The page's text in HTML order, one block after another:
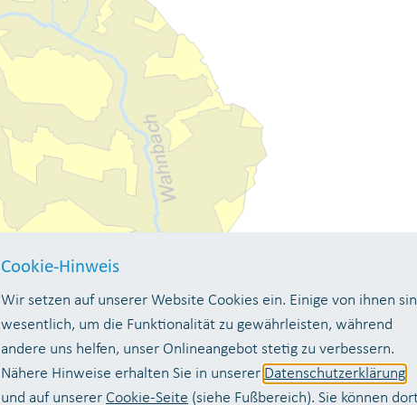
Cookie-Hinweis
Wir setzen auf unserer Website Cookies ein. Einige von ihnen
wesentlich, um die Funktionalität zu gewährleisten, während
andere uns helfen, unser Onlineangebot stetig zu verbessern.
Nähere Hinweise erhalten Sie in unserer Datenschutzerklärung
und auf unserer Cookie-Seite (siehe Fußbereich). Sie können